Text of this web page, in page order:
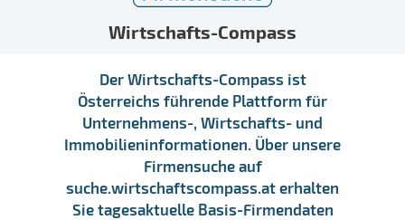
Wirtschafts-Compass
Der Wirtschafts-Compass ist
Österreichs führende Plattform für
Unternehmens-, Wirtschafts- und
Immobilieninformationen. Über unsere
Firmensuche auf
suche.wirtschaftscompass.at erhalten
Sie tagesaktuelle Basis-Firmendaten